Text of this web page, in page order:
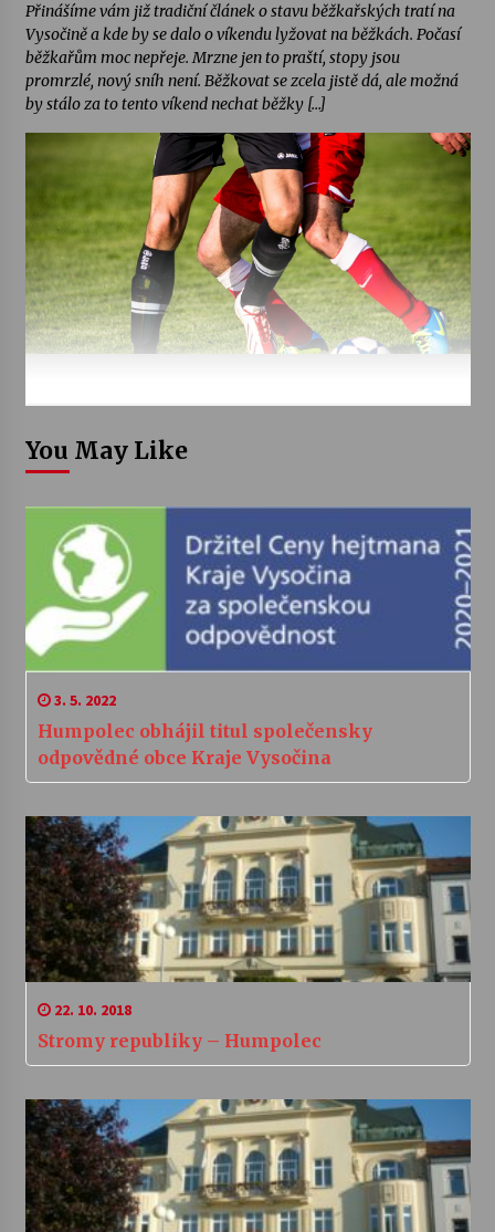
Přinášíme vám již tradiční článek o stavu běžkařských tratí na
Vysočině a kde by se dalo o víkendu lyžovat na běžkách. Počasí
běžkařům moc nepřeje. Mrzne jen to praští, stopy jsou
promrzlé, nový sníh není. Běžkovat se zcela jistě dá, ale možná
by stálo za to tento víkend nechat běžky […]
You May Like
3. 5. 2022
Humpolec obhájil titul společensky
odpovědné obce Kraje Vysočina
22. 10. 2018
Stromy republiky – Humpolec